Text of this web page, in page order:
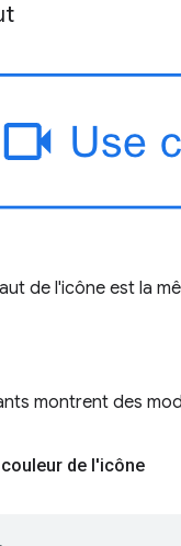
de l'icône est la
montrent des
de l'icône